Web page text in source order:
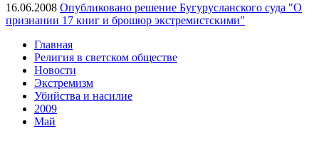
16.06.2008 Опубликовано решение Бугурусланского суда "О
признании 17 книг и брошюр экстремистскими"
Главная
Религия в светском обществе
Новости
Экстремизм
Убийства и насилие
2009
Май